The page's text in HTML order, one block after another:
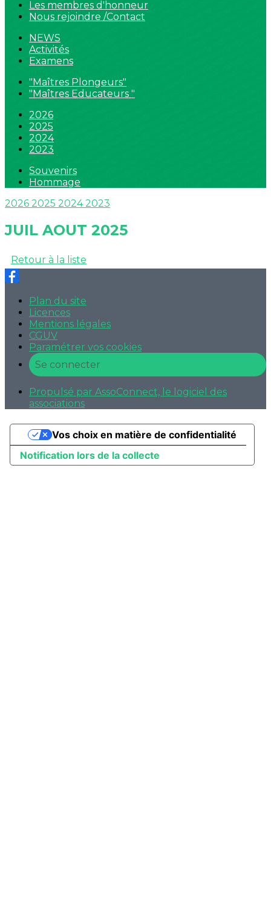
Les membres d'honneur
Nous rejoindre /Contact
NEWS
Activités
Examens
"Maîtres Plongeurs"
"Maîtres Educateurs "
2026
2025
2024
2023
Souvenirs
Hommage
2026 2025 20242023
JUIL AOUT 2025
Retour à la liste
Plan du site
Licences
Mentions légales
CGUV
Paramétrer vos cookies
Se connecter
Propulsé par AssoConnect, le logiciel des
associations
Notification lors de la collecte
Vos choix en matière de confidentialité